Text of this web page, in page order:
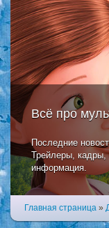
Всё про
Последние
Трейлеры, кадры,
информация.
Главная страница »